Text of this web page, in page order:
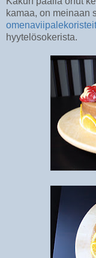
kamaa, on meinaan
hyytelösokerista.